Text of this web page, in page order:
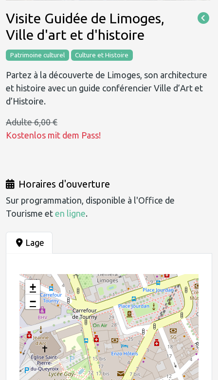
Visite Guidée de Limoges,
Ville d'art et d'histoire
Patrimoine culturel Culture et Histoire
Partez à la découverte de Limoges, son architecture
et histoire avec un guide conférencier Ville d’Art et
d’Histoire.
Adulte 6,00 €
Kostenlos mit dem Pass!
Horaires d'ouverture
Sur programmation, disponible à l'Office de
Tourisme et en ligne.
Lage
+
−